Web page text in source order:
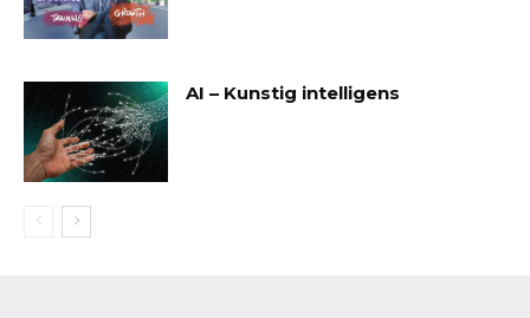
AI – Kunstig intelligens